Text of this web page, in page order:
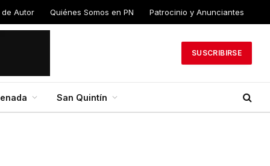
Autor Quiénes Somos en PN Patrocinio y Anunciantes
SUSCRIBIRSE
San Quintín